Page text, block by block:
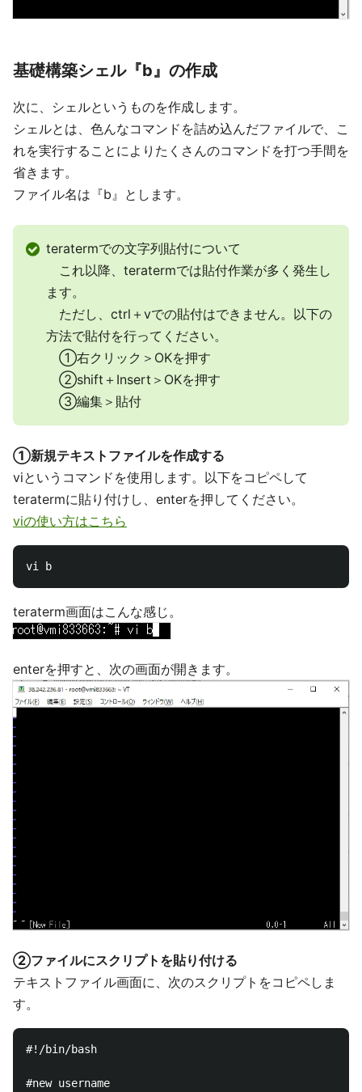
基礎構築シェル『b』の作成
次に、シェルというものを作成します。
シェルとは、色んなコマンドを詰め込んだファイルで、こ
れを実行することによりたくさんのコマンドを打つ手間を
省きます。
ファイル名は『b』とします。
teratermでの文字列貼付について
これ以降、teratermでは貼付作業が多く発生し
ます。
ただし、ctrl＋vでの貼付はできません。以下の
方法で貼付を行ってください。
①右クリック＞OKを押す
②shift＋Insert＞OKを押す
③編集＞貼付
①新規テキストファイルを作成する
viというコマンドを使用します。以下をコピペして
teratermに貼り付けし、enterを押してください。
viの使い方はこちら
teraterm画面はこんな感じ。
enterを押すと、次の画面が開きます。
②ファイルにスクリプトを貼り付ける
テキストファイル画面に、次のスクリプトをコピペしま
す。
#!/bin/bash
#new username